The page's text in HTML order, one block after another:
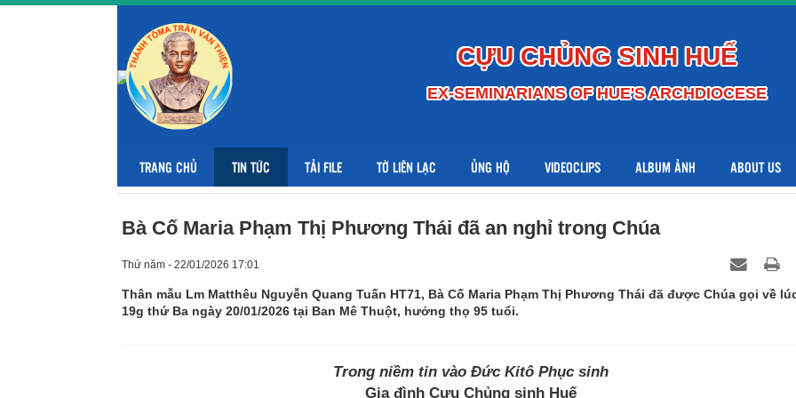
CỰU CHỦNG SINH HUẾ
EX-SEMINARIANS OF HUE'S ARCHDIOCESE
TRANG CHỦ TIN TỨC TẢI FILE TỜ LIÊN LẠC ỦNG HỘ VIDEOCLIPS ALBUM ẢNH ABOUT US
Bà Cố Maria Phạm Thị Phương Thái đã an nghỉ trong Chúa
Thứ năm - 22/01/2026 17:01
Thân mẫu Lm Matthêu Nguyễn Quang Tuấn HT71, Bà Cố Maria Phạm Thị Phương Thái đã được Chúa gọi về
19g thứ Ba ngày 20/01/2026 tại Ban Mê Thuột, hưởng thọ 95 tuổi.
Trong niềm tin vào Đức Kitô Phục sinh
Gia đình Cựu Chủng sinh Huế